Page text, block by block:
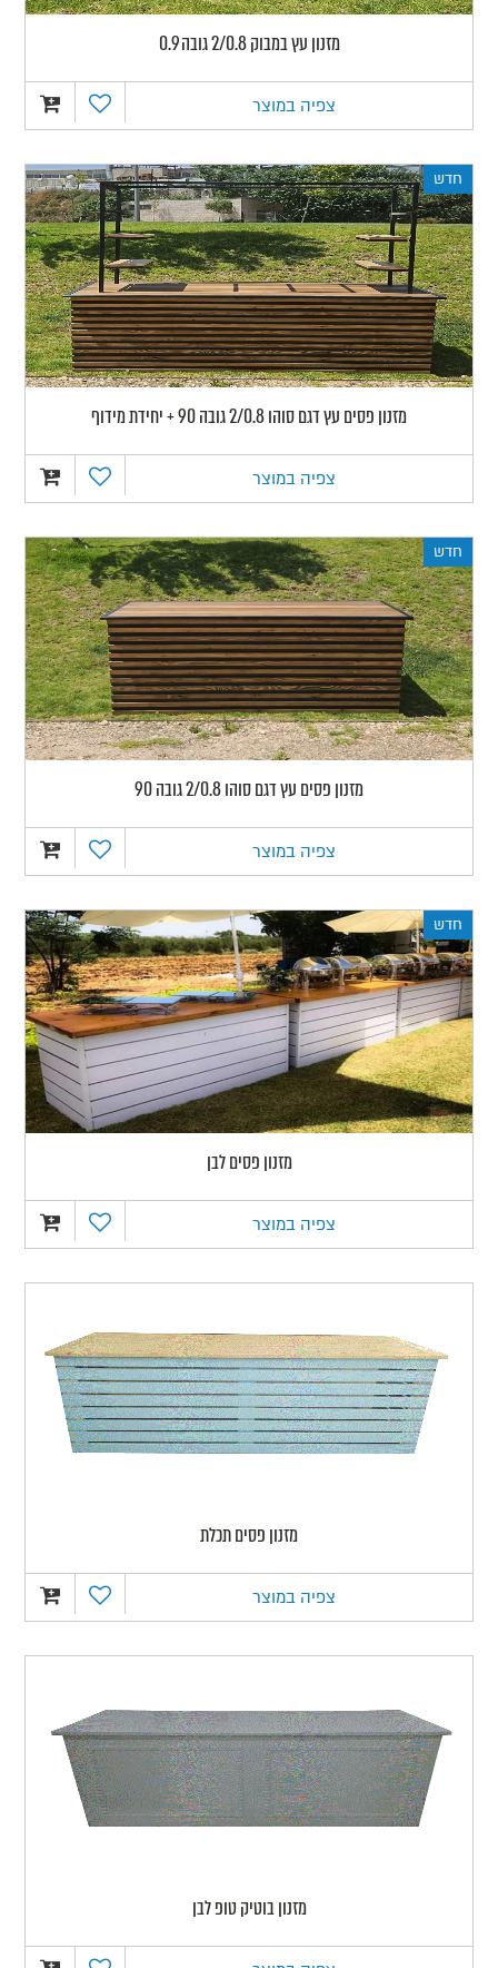
מזנון עץ במבוק 2/0.8 גובה 0.9
צפיה במוצר
מזנון פסים עץ דגם סוהו 2/0.8 גובה 90 + יחידת מידוף
צפיה במוצר
חדש
מזנון פסים עץ דגם סוהו 2/0.8 גובה 90
צפיה במוצר
חדש
מזנון פסים לבן
צפיה במוצר
חדש
מזנון פסים תכלת
צפיה במוצר
מזנון בוטיק טופ לבן